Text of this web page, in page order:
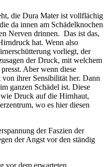
die Dura Mater ist vollflächig
da innen am Schädelknochen
Nerven drinnen. Das ist das,
hat. Wenn also
vorliegt, der
der Druck, mit welchem
Aber wenn diese
ihrer Sensibilität her. Dann
ganzen Schädel ist. Diese
Druck auf die Hirnhaut,
wo es hier diesen
der Faszien der
der Angst vor den ständig
vor dem erwarteten